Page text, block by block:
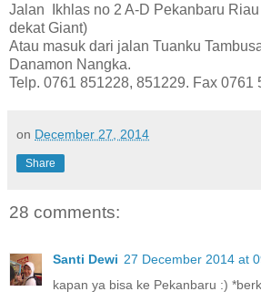
Jalan Ikhlas no 2 A-D Pekanbaru
dekat Giant)
Atau masuk dari jalan Tuanku
Danamon Nangka.
Telp. 0761 851228, 851229. Fax 0761
on December 27, 2014
Share
28 comments:
Santi Dewi 27 December 2014 at
kapan ya bisa ke Pekanbaru :)